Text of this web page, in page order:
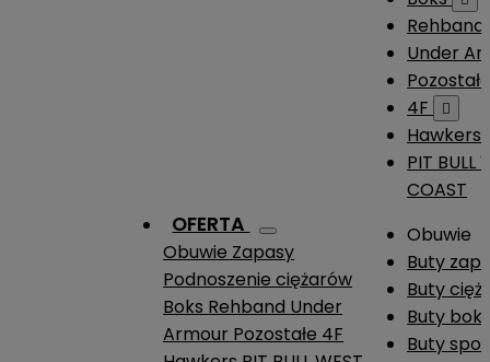
OFERTA
Obuwie Zapasy
Podnoszenie ciężarów
Boks Rehband Under
Armour Pozostałe 4F
Rehband
Under
4F

Hawkers
PIT BULL
COAST
Obuwie
Buty
Buty
Buty
Buty